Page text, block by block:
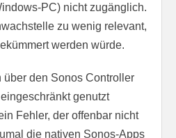
PC) nicht zugänglich.
zu wenig relevant,
werden würde.
über den Sonos Controller
genutzt
Fehler, der offenbar nicht
die nativen Sonos-Apps